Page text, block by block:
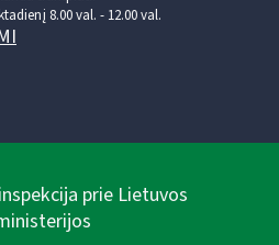
8.00 val. - 12.00 val.
prie Lietuvos